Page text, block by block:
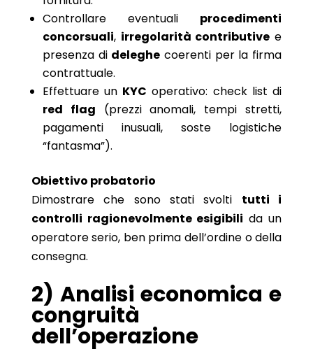
Controllare eventuali procedimenti
concorsuali, irregolarità contributive e
presenza di deleghe coerenti per la firma
contrattuale.
Effettuare un KYC operativo: check list di
red flag (prezzi anomali, tempi stretti,
pagamenti inusuali, soste logistiche
“fantasma”).
Obiettivo probatorio
Dimostrare che sono stati svolti tutti i
controlli ragionevolmente esigibili da un
operatore serio, ben prima dell’ordine o della
consegna.
2) Analisi economica e
congruità
dell’operazione